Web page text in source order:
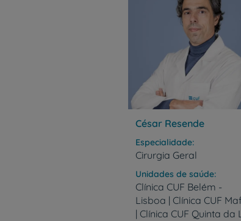
César Resende
Especialidade
Cirurgia Geral
Unidades de saúde
Clínica CUF Belém -
Lisboa | Clínica CUF